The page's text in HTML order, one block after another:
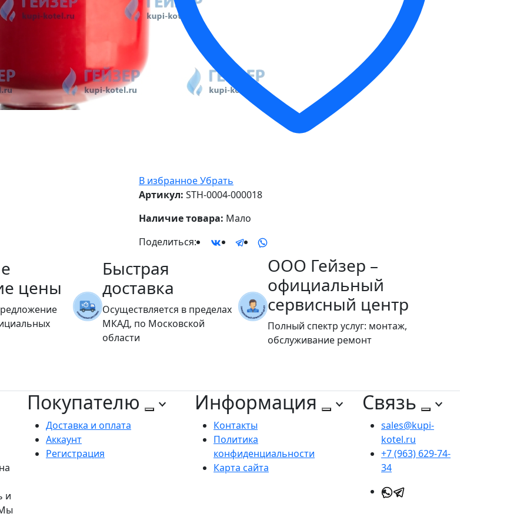
В избранноеУбрать
Артикул: STH-0004-000018
Наличие товара: Мало
Поделиться:
цены
Быстрая
доставка
Осуществляется в пределах
МКАД, по Московской
области
ООО Гейзер –
официальный
сервисный центр
Полный спектр услуг: монтаж,
обслуживание ремонт
и
Покупателю
Доставка и оплата
Аккаунт
Регистрация
Информация
Контакты
Политика
конфиденциальности
Карта сайта
Связь
sales@kupi-
kotel.ru
+7 (963) 629-74-
34